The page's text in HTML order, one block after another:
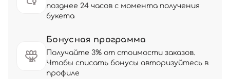
позднее 24 часов с момента получения
букета
Бонусная программа
Получайте 3% от стоимости заказов.
Чтобы списать бонусы авторизуйтесь в
профиле